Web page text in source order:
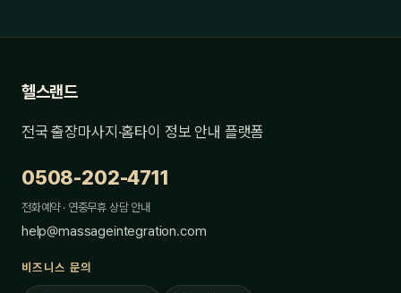
헬스랜드
전국 출장마사지·홈타이 정보 안내 플랫폼
0508-202-4711
전화예약 · 연중무휴 상담 안내
help@massageintegration.com
비즈니스 문의